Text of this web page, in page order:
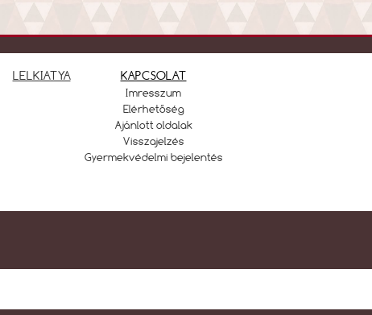
LELKIATYA KAPCSOLAT
Imresszum
Elérhetőség
Ajánlott oldalak
Visszajelzés
Gyermekvédelmi bejelentés